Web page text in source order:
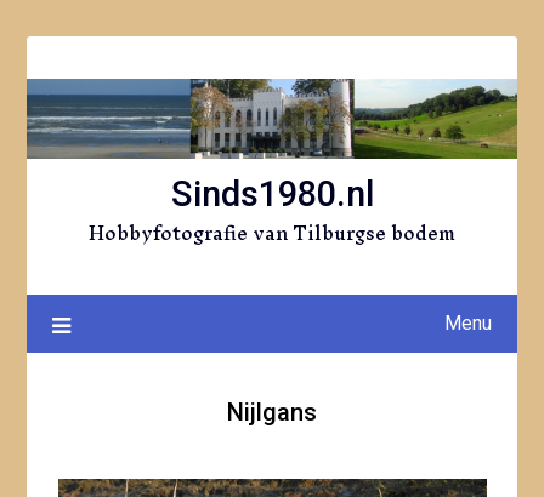
naar
inhoud
Sinds1980.nl
Hobbyfotografie van Tilburgse bodem
Menu
Nijlgans